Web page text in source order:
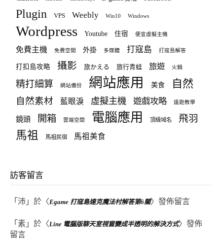
Plugin VPS Weebly Win10 Windows
Wordpress Youtube 住宿 便宜虛擬主機
免費主機 免費空間 外掛 多媒體 打寇島 打寇島解答
打扣島攻略 攝影 旅かえる 旅行青蛙 旅遊 火鍋
精打細算 網站備份 網站應用 美食 自然
自然素材 藍眼淚 虛擬主機 遊戲攻略 遠距教學
鏡頭 開箱 雲端空間 電腦應用 頂級域名 飛羽
馬祖 馬祖民宿 馬祖美食
訪客留言
「 沛 」於〈Egame 打寇島達克魔法村解答第6關〉發佈留言
「 素 」於〈Line 電腦版聊天室視窗變成半透明的解決方式〉發佈
留言